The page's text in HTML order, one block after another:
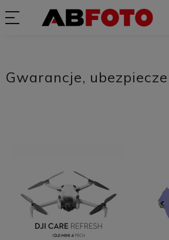
Gwarancje,